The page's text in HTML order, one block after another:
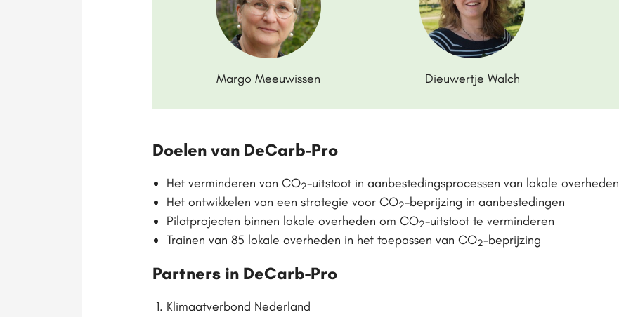
Margo Meeuwissen Dieuwertje Walch
Doelen van DeCarb-Pro
Het verminderen van CO2-uitstoot in aanbestedingsprocessen van lokale overheden
Het ontwikkelen van een strategie voor CO2-beprijzing in aanbestedingen
Pilotprojecten binnen lokale overheden om CO2-uitstoot te verminderen
Trainen van 85 lokale overheden in het toepassen van CO2-beprijzing
Partners in DeCarb-Pro
Klimaatverbond Nederland